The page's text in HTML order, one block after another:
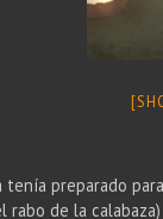
preparado
de la